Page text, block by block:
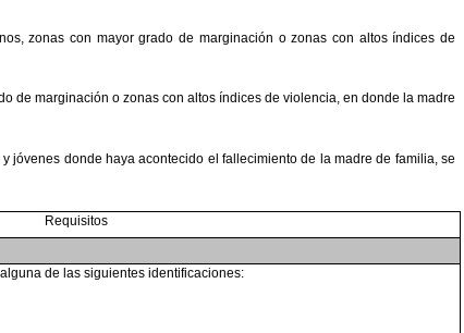
zonas con mayor grado de marginación o zonas con altos índices de
de marginación o zonas con altos índices de violencia, en donde la madre
jóvenes donde haya acontecido el fallecimiento de la madre de familia, se
Requisitos
alguna de las siguientes identificaciones: